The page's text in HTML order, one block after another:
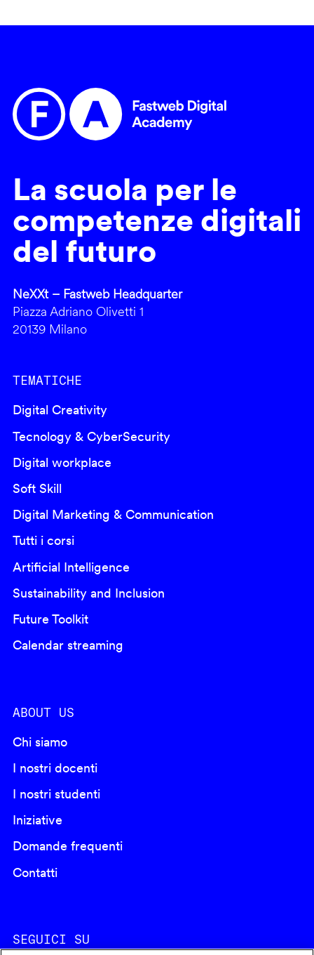
La scuola per le
competenze digitali
del futuro
NeXXt – Fastweb Headquarter
Piazza Adriano Olivetti 1
20139 Milano
TEMATICHE
Digital Creativity
Tecnology & CyberSecurity
Digital workplace
Soft Skill
Digital Marketing & Communication
Tutti i corsi
Artificial Intelligence
Sustainability and Inclusion
Future Toolkit
Calendar streaming
ABOUT US
Chi siamo
I nostri docenti
I nostri studenti
Iniziative
Domande frequenti
Contatti
SEGUICI SU